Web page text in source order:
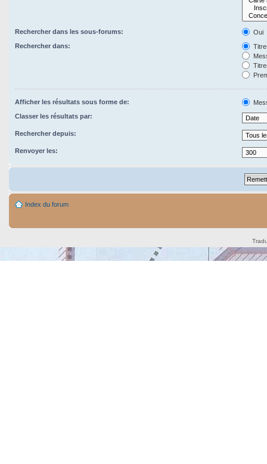
Rechercher dans les sous-forums:
Oui
Rechercher dans:
Afficher les résultats sous forme de:
Classer les résultats par:
Rechercher depuis:
Renvoyer les:
Index du forum